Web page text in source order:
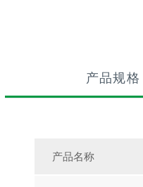
产品规格
产品名称